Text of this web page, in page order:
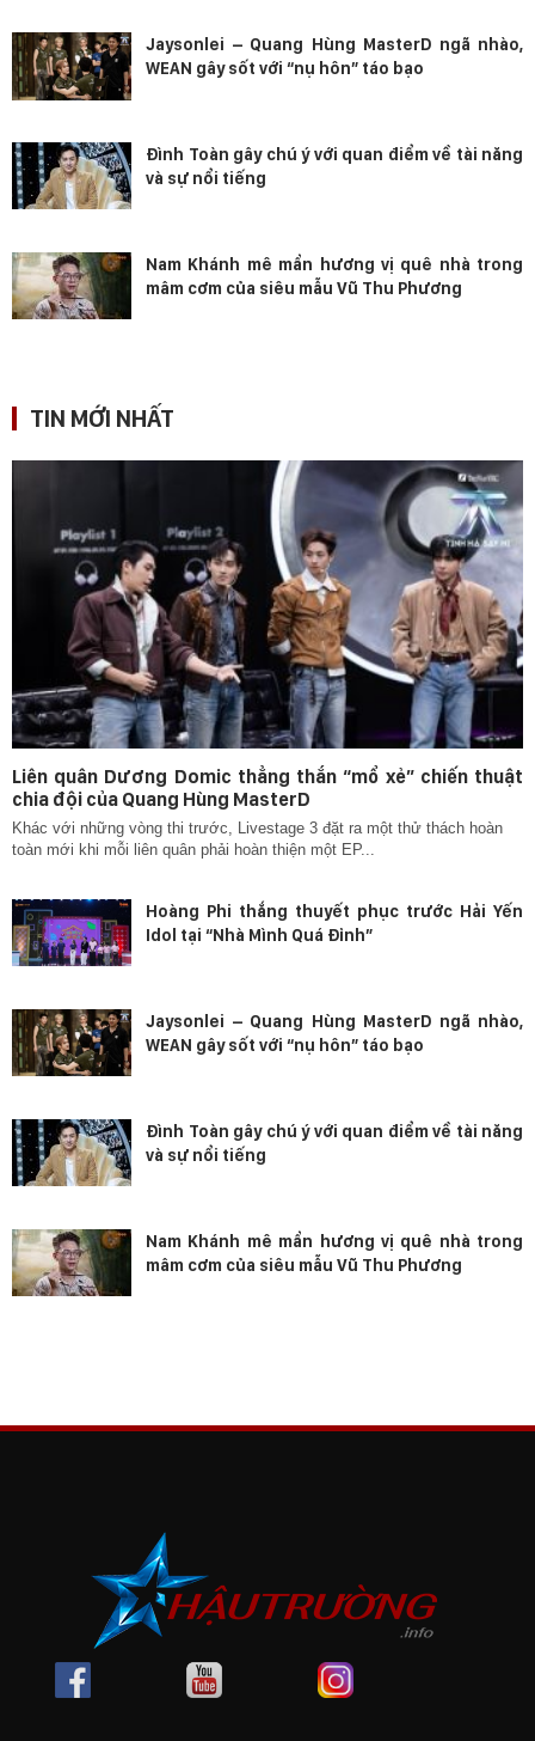
Jaysonlei – Quang Hùng MasterD ngã nhào,
WEAN gây sốt với “nụ hôn” táo bạo
Đình Toàn gây chú ý với quan điểm về tài năng
và sự nổi tiếng
Nam Khánh mê mẩn hương vị quê nhà trong
mâm cơm của siêu mẫu Vũ Thu Phương
TIN MỚI NHẤT
Liên quân Dương Domic thẳng thắn “mổ xẻ” chiến thuật
chia đội của Quang Hùng MasterD
Khác với những vòng thi trước, Livestage 3 đặt ra một thử thách hoàn
toàn mới khi mỗi liên quân phải hoàn thiện một EP...
Hoàng Phi thắng thuyết phục trước Hải Yến
Idol tại “Nhà Mình Quá Đỉnh”
Jaysonlei – Quang Hùng MasterD ngã nhào,
WEAN gây sốt với “nụ hôn” táo bạo
Đình Toàn gây chú ý với quan điểm về tài năng
và sự nổi tiếng
Nam Khánh mê mẩn hương vị quê nhà trong
mâm cơm của siêu mẫu Vũ Thu Phương